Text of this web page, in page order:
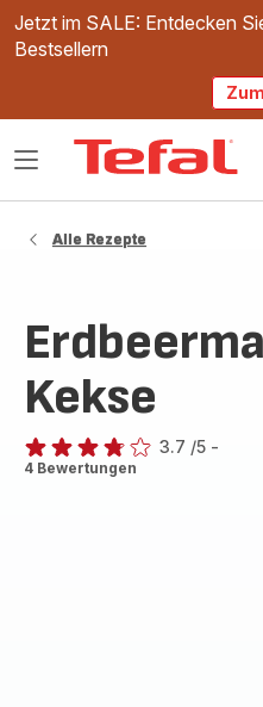
Jetzt im SALE: Entdecken
Bestsellern
Das
Alle Rezepte
Kekse
ratings.3.7
3.7 /5 -
4 Bewertungen